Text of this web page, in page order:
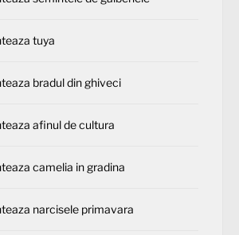
tuya
bradul din ghiveci
afinul de cultura
camelia in gradina
narcisele primavara